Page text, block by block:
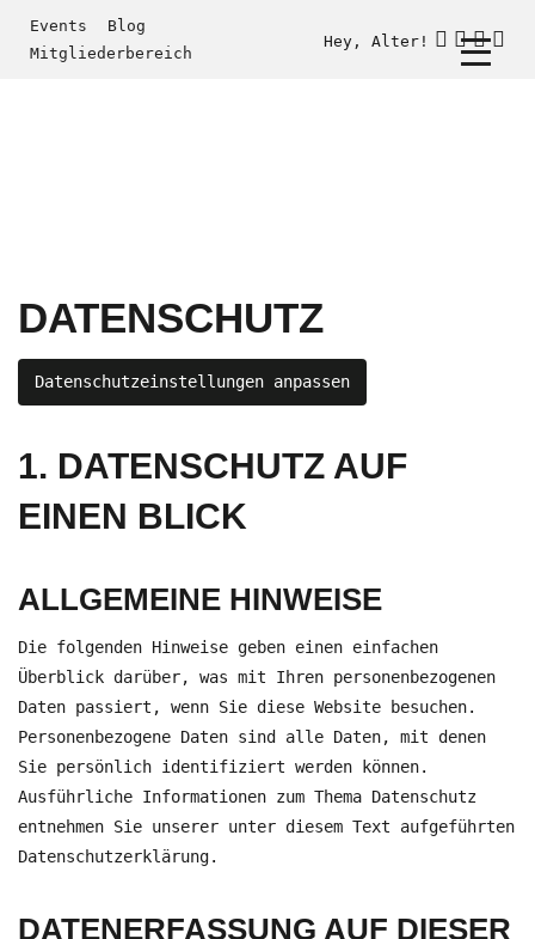
Events
Blog
Mitgliederbereich
Hey, Alter!
DATENSCHUTZ
Datenschutzeinstellungen anpassen
1. DATENSCHUTZ AUF
EINEN BLICK
ALLGEMEINE HINWEISE
Die folgenden Hinweise geben einen einfachen
Überblick darüber, was mit Ihren personenbezogenen
Daten passiert, wenn Sie diese Website besuchen.
Personenbezogene Daten sind alle Daten, mit denen
Sie persönlich identifiziert werden können.
Ausführliche Informationen zum Thema Datenschutz
entnehmen Sie unserer unter diesem Text aufgeführten
Datenschutzerklärung.
DATENERFASSUNG AUF DIESER